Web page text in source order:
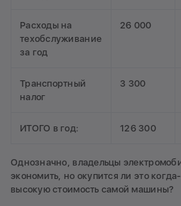
Расходы на
техобслуживание
за год
26 000
Транспортный
налог
3 300
ИТОГО в год: 126 300
Однозначно, владельцы
экономить, но окупится ли это
высокую стоимость самой машины?